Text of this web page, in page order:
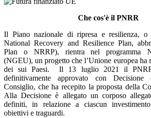
Che cos'è il PNRR
Il Piano nazionale di ripresa e resilienza, o
National Recovery and Resilience Plan,
Plan o NRRP), rientra nel programma
(NGEU), un progetto che l’Unione europea ha
dei sui Paesi. Il 13 luglio 2021 il
definitivamente approvato con
Consiglio, che ha recepito la proposta della
Alla Decisione è allegato un corposo
definiti, in relazione a ciascun
obiettivi e traguardi.